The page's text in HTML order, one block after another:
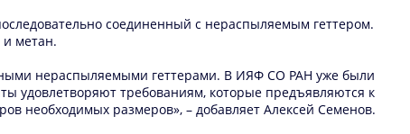
соединенный с нераспыляемым геттером.
и метан.
нераспыляемыми геттерами. В ИЯФ СО РАН уже были
удовлетворяют требованиям, которые предъявляются к
необходимых размеров», – добавляет Алексей Семенов.